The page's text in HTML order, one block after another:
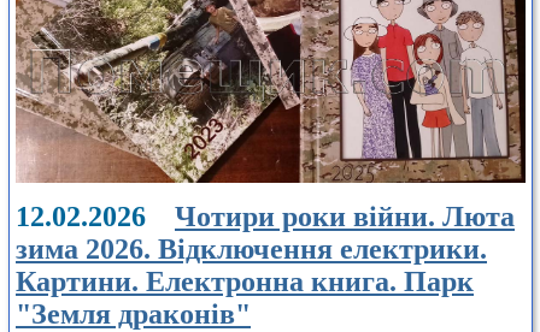
12.02.2026 Чотири роки війни. Люта
зима 2026. Відключення електрики.
Картини. Електронна книга. Парк
"Земля драконів"